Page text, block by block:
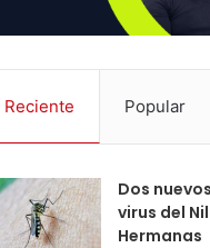
Reciente Popular
Dos
virus del
Hermanas